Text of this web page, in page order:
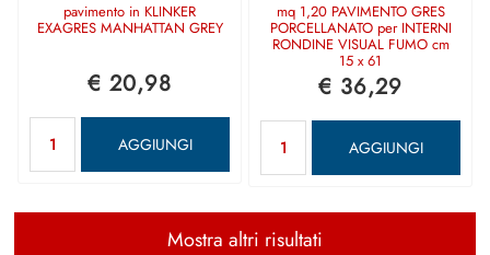
pavimento in KLINKER
EXAGRES MANHATTAN GREY
€ 20,98
AGGIUNGI
mq 1,20 PAVIMENTO GRES
PORCELLANATO per INTERNI
RONDINE VISUAL FUMO cm
15 x 61
€ 36,29
AGGIUNGI
Mostra altri risultati